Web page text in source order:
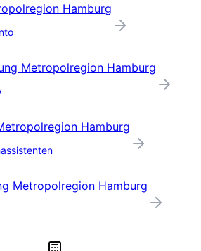
Hamburg
Metropolregion Hamburg
Hamburg
Metropolregion Hamburg